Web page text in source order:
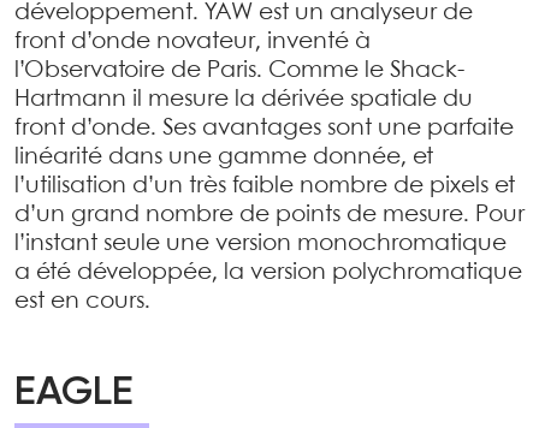
développement. YAW est un analyseur de
front d’onde novateur, inventé à
l’Observatoire de Paris. Comme le Shack-
Hartmann il mesure la dérivée spatiale du
front d’onde. Ses avantages sont une parfaite
linéarité dans une gamme donnée, et
l’utilisation d’un très faible nombre de pixels et
d’un grand nombre de points de mesure. Pour
l’instant seule une version monochromatique
a été développée, la version polychromatique
est en cours.
EAGLE